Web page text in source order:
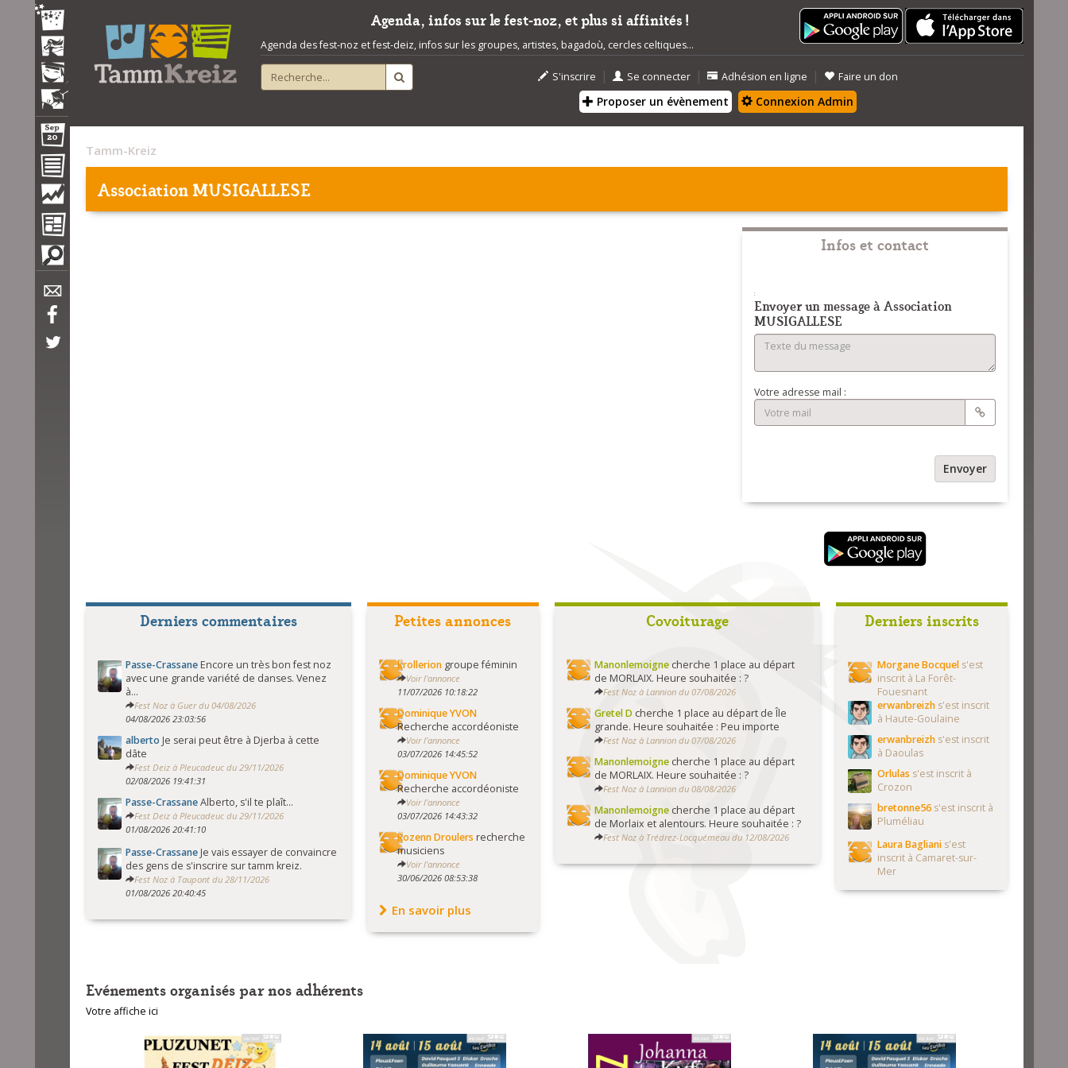
Agenda, infos sur le fest-noz, et plus si affinités !
Agenda des fest-noz et fest-deiz, infos sur les groupes, artistes, bagadoù, cercles celtiques...
S'inscrire | Se connecter | Adhésion en ligne | Faire un don
Proposer un évènement Connexion Admin
Tamm-Kreiz
Association MUSIGALLESE
Infos et contact
:
Envoyer un message à Association
MUSIGALLESE
Votre adresse mail :
Envoyer
Derniers commentaires
Passe-CrassaneEncore un très bon fest noz
avec une grande variété de danses. Venez
à...
Fest Noz à Guer du 04/08/2026
04/08/2026 23:03:56
alberto Je serai peut être à Djerba à cette
dâte
Fest Deiz à Pleucadeuc du 29/11/2026
02/08/2026 19:41:31
Passe-CrassaneAlberto, s'il te plaît...
Fest Deiz à Pleucadeuc du 29/11/2026
01/08/2026 20:41:10
Passe-CrassaneJe vais essayer de convaincre
des gens de s'inscrire sur tamm kreiz.
Fest Noz à Taupont du 28/11/2026
01/08/2026 20:40:45
Petites annonces
krollerion groupe féminin
Voir l'annonce
11/07/2026 10:18:22
Dominique YVON
Recherche accordéoniste
Voir l'annonce
03/07/2026 14:45:52
Dominique YVON
Recherche accordéoniste
Voir l'annonce
03/07/2026 14:43:32
Rozenn Droulers recherche
musiciens
Voir l'annonce
30/06/2026 08:53:38
En savoir plus
Covoiturage
Manonlemoignecherche 1 place au départ
de MORLAIX. Heure souhaitée : ?
Fest Noz à Lannion du 07/08/2026
Gretel Dcherche 1 place au départ de Île
grande. Heure souhaitée : Peu importe
Fest Noz à Lannion du 07/08/2026
Manonlemoignecherche 1 place au départ
de MORLAIX. Heure souhaitée : ?
Fest Noz à Lannion du 08/08/2026
Manonlemoignecherche 1 place au départ
de Morlaix et alentours. Heure souhaitée : ?
Fest Noz à Trédrez-Locquémeau du 12/08/2026
Derniers inscrits
Morgane Bocquels'est
inscrit à La Forêt-
Fouesnant
erwanbreizhs'est inscrit
à Haute-Goulaine
erwanbreizhs'est inscrit
à Daoulas
Orlulas s'est inscrit à
Crozon
bretonne56s'est inscrit à
Pluméliau
Laura Baglianis'est
inscrit à Camaret-sur-
Mer
Evénements organisés par nos adhérents
Votre affiche ici